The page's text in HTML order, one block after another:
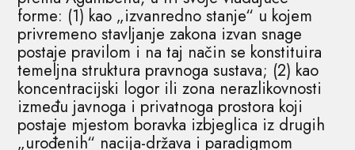
forme: (1) kao „izvanredno stanje“ u kojem
privremeno stavljanje zakona izvan snage
postaje pravilom i na taj način se konstituira
temeljna struktura pravnoga sustava; (2) kao
koncentracijski logor ili zona nerazlikovnosti
između javnoga i privatnoga prostora koji
postaje mjestom boravka izbjeglica iz drugih
„urođenih“ nacija-država i paradigmom